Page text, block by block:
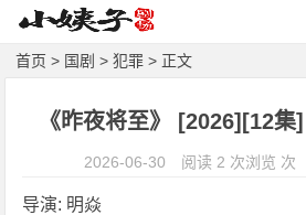
首页 > 国剧 >犯罪 > 正文
《昨夜将至》 [2026][12
2026-06-30 阅读 2 次浏览 次
导演: 明焱